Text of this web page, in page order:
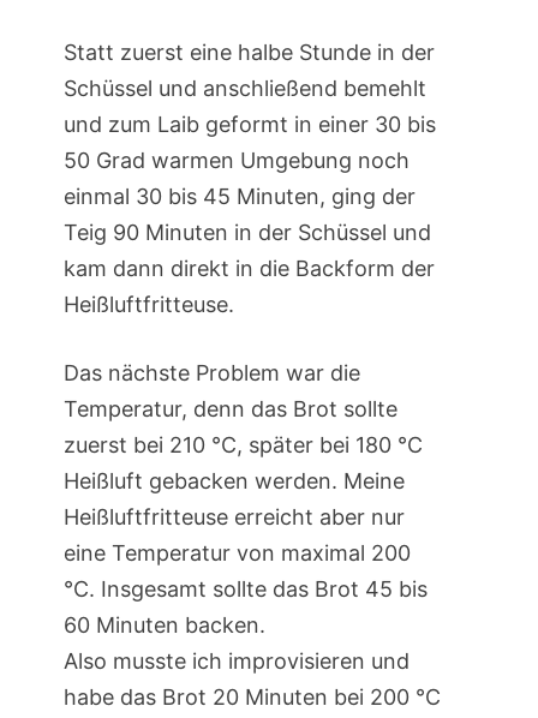
Statt zuerst eine halbe Stunde in der
Schüssel und anschließend bemehlt
und zum Laib geformt in einer 30 bis
50 Grad warmen Umgebung noch
einmal 30 bis 45 Minuten, ging der
Teig 90 Minuten in der Schüssel und
kam dann direkt in die Backform der
Heißluftfritteuse.
Das nächste Problem war die
Temperatur, denn das Brot sollte
zuerst bei 210 °C, später bei 180 °C
Heißluft gebacken werden. Meine
Heißluftfritteuse erreicht aber nur
eine Temperatur von maximal 200
°C. Insgesamt sollte das Brot 45 bis
60 Minuten backen.
Also musste ich improvisieren und
habe das Brot 20 Minuten bei 200 °C